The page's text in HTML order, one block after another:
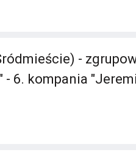
-
- 6. kompania